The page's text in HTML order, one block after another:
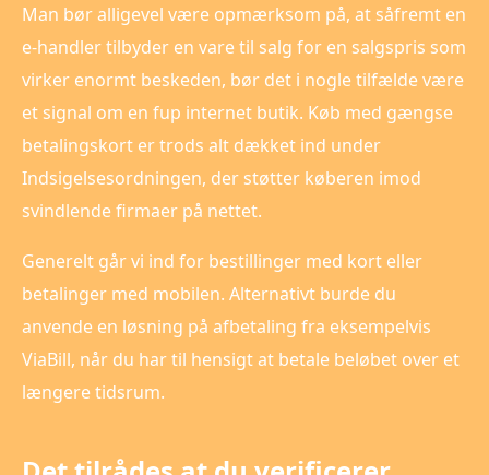
Man bør alligevel være opmærksom på, at såfremt en
e-handler tilbyder en vare til salg for en salgspris som
virker enormt beskeden, bør det i nogle tilfælde være
et signal om en fup internet butik. Køb med gængse
betalingskort er trods alt dækket ind under
Indsigelsesordningen, der støtter køberen imod
svindlende firmaer på nettet.
Generelt går vi ind for bestillinger med kort eller
betalinger med mobilen. Alternativt burde du
anvende en løsning på afbetaling fra eksempelvis
ViaBill, når du har til hensigt at betale beløbet over et
længere tidsrum.